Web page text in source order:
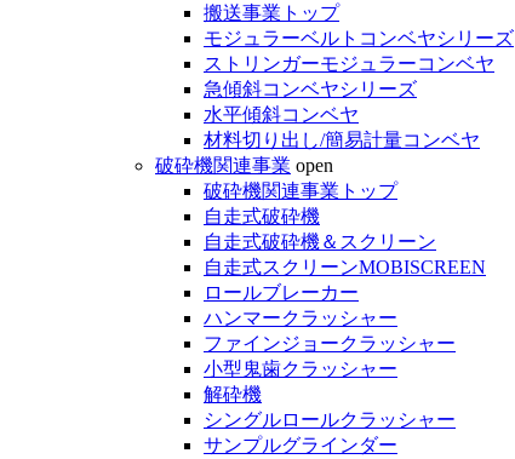
搬送事業トップ
モジュラーベルトコンベヤシリーズ
ストリンガーモジュラーコンベヤ
急傾斜コンベヤシリーズ
水平傾斜コンベヤ
材料切り出し/簡易計量コンベヤ
破砕機関連事業 open
破砕機関連事業トップ
自走式破砕機
自走式破砕機＆スクリーン
自走式スクリーンMOBISCREEN
ロールブレーカー
ハンマークラッシャー
ファインジョークラッシャー
小型鬼歯クラッシャー
解砕機
シングルロールクラッシャー
サンプルグラインダー